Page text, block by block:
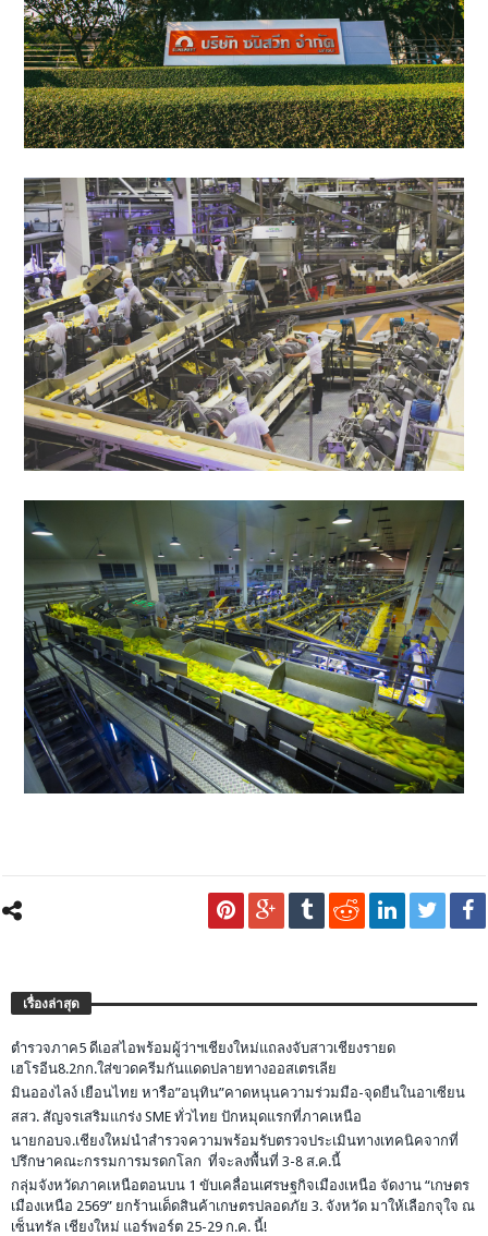
เรื่องล่าสุด
ตำรวจภาค5 ดีเอสไอพร้อมผู้ว่าฯเชียงใหม่แถลงจับสาวเชียงรายด
เฮโรอีน8.2กก.ใส่ขวดครีมกันแดดปลายทางออสเตรเลีย
มินอองไลง์ เยือนไทย หารือ”อนุทิน”คาดหนุนความร่วมมือ-จุดยืนในอาเซียน
สสว. สัญจรเสริมแกร่ง SME ทั่วไทย ปักหมุดแรกที่ภาคเหนือ
นายกอบจ.เชียงใหม่นำสำรวจความพร้อมรับตรวจประเมินทางเทคนิคจากที่
ปรึกษาคณะกรรมการมรดกโลก ที่จะลงพื้นที่ 3-8 ส.ค.นี้
กลุ่มจังหวัดภาคเหนือตอนบน 1 ขับเคลื่อนเศรษฐกิจเมืองเหนือ จัดงาน “เกษตร
เมืองเหนือ 2569” ยกร้านเด็ดสินค้าเกษตรปลอดภัย 3. จังหวัด มาให้เลือกจุใจ ณ
เซ็นทรัล เชียงใหม่ แอร์พอร์ต 25-29 ก.ค. นี้!